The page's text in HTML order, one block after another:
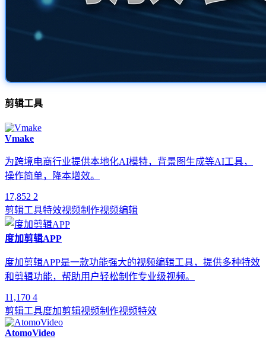
剪辑工具
Vmake
为跨境电商行业提供本地化AI模特，背景图生成等AI工具，
操作简单，降本增效。
17,852 2
剪辑工具特效视频制作视频编辑
度加剪辑APP
度加剪辑APP是一款功能强大的视频编辑工具，提供多种特效
和剪辑功能，帮助用户轻松制作专业级视频。
11,170 4
剪辑工具度加剪辑视频制作视频特效
AtomoVideo